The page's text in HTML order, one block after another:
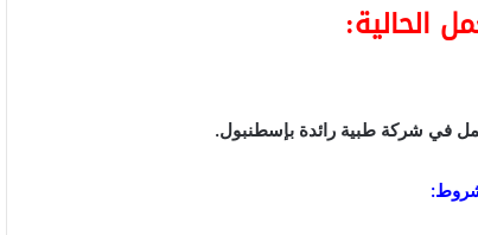
الحالية:
في شركة طبية رائدة بإسطنبول.